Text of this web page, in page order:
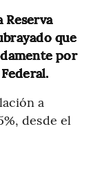
que
por
a
desde el